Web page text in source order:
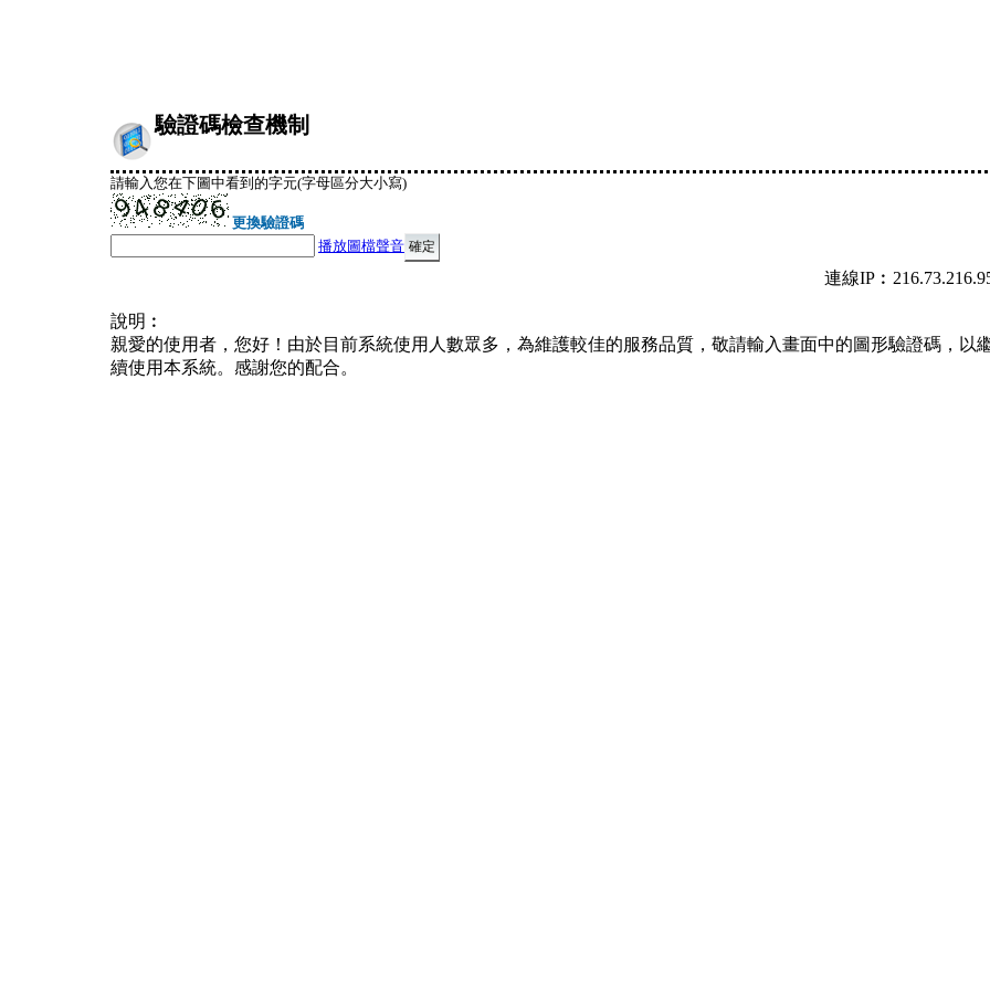
驗證碼檢查機制
請輸入您在下圖中看到的字元(字母區分大小寫)
更換驗證碼
播放圖檔聲音
連線
說明︰
親愛的使用者，您好！由於目前系統使用人數眾多，為維護較佳的服務品質，敬請輸入畫面中的圖形驗證碼，以
續使用本系統。感謝您的配合。